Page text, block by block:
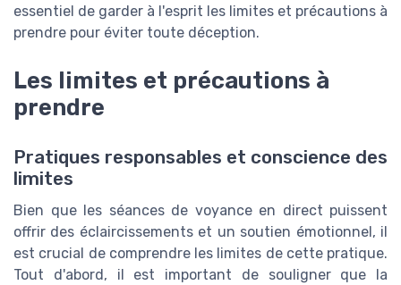
essentiel de garder à l'esprit les limites et précautions à
prendre pour éviter toute déception.
Les limites et précautions à
prendre
Pratiques responsables et conscience des
limites
Bien que les séances de voyance en direct puissent
offrir des éclaircissements et un soutien émotionnel, il
est crucial de comprendre les limites de cette pratique.
Tout d'abord, il est important de souligner que la